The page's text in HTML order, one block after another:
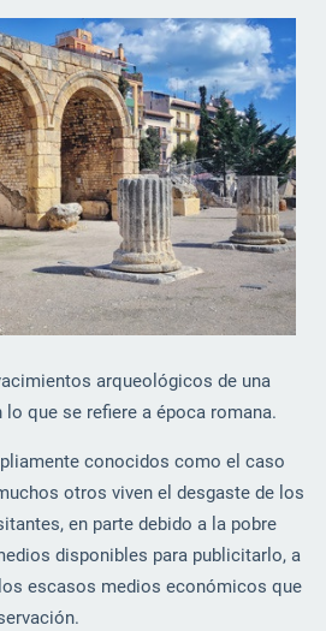
arqueológicos de una
que se refiere a época romana.
conocidos como el caso
otros viven el desgaste de los
en parte debido a la pobre
disponibles para publicitarlo, a
escasos medios económicos que